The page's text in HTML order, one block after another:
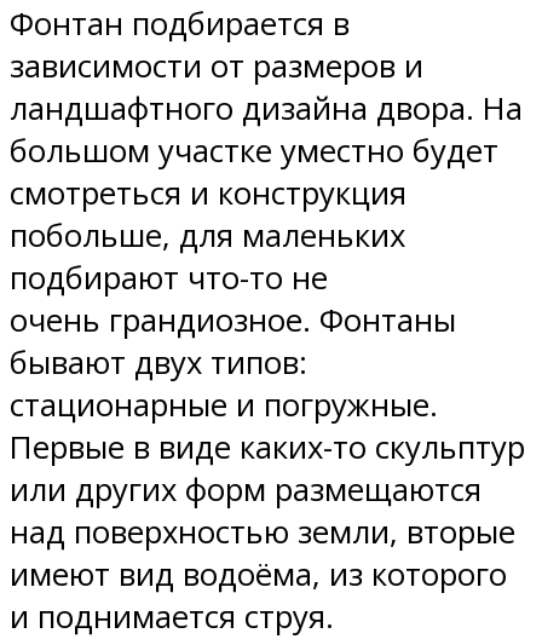
Фонтан подбирается в
зависимости от размеров и
ландшафтного дизайна двора. На
большом участке уместно будет
смотреться и конструкция
побольше, для маленьких
подбирают что-то не
очень грандиозное. Фонтаны
бывают двух типов:
стационарные и погружные.
Первые в виде каких-то скульптур
или других форм размещаются
над поверхностью земли, вторые
имеют вид водоёма, из которого
и поднимается струя.